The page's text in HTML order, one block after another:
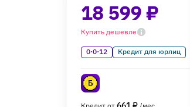
18 599 ₽
Купить дешевле
0·0·12 Кредит для юрлиц